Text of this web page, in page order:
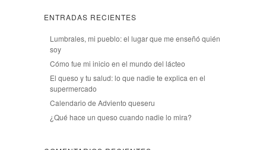
ENTRADAS RECIENTES
Lumbrales, mi pueblo: el lugar que me enseñó quién
soy
Cómo fue mi inicio en el mundo del lácteo
El queso y tu salud: lo que nadie te explica en el
supermercado
Calendario de Adviento queseru
¿Qué hace un queso cuando nadie lo mira?